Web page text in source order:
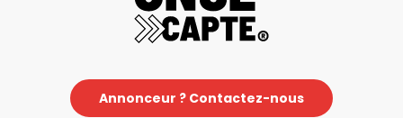
Annonceur ? Contactez-nous